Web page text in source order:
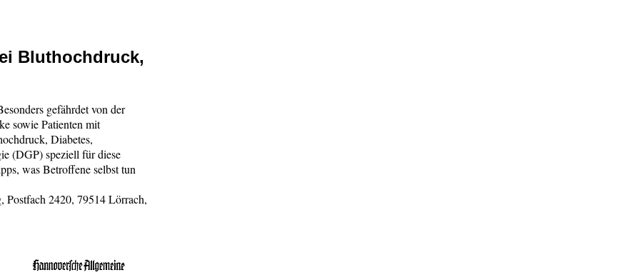
Bluthochdruck,
gefährdet von der
sowie Patienten mit
Diabetes,
(DGP) speziell für diese
was Betroffene selbst tun
2420, 79514 Lörrach,